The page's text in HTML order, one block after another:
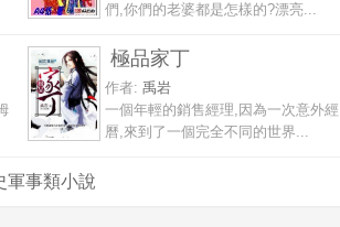
們,你們的老婆都是怎樣的?漂亮...
極品家丁
作者: 禹岩
一個年輕的銷售經理,因為一次意外經
曆,來到了一個完全不同的世界...
軍事類小說